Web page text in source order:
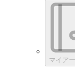
マイア